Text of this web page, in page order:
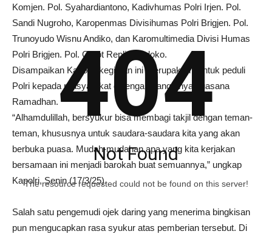
Komjen. Pol. Syahardiantono, Kadivhumas Polri Irjen. Pol.
Sandi Nugroho, Karopenmas Divisihumas Polri Brigjen. Pol.
Trunoyudo Wisnu Andiko, dan Karomultimedia Divisi Humas
Polri Brigjen. Pol. Gatot Repli Handoko.
Disampaikan Kapolri, kegiatan ini merupakan bentuk peduli
Polri kepada masyarakat di tengah hangatnya suasana
Ramadhan.
“Alhamdulillah, bersyukur bisa membagi takjil dengan teman-
teman, khususnya untuk saudara-saudara kita yang akan
berbuka puasa. Mudah-mudahan apa yang kita kerjakan
bersamaan ini menjadi barokah buat semuannya,” ungkap
Kapolri, Senin (17/3/25).
Salah satu pengemudi ojek daring yang menerima bingkisan
pun mengucapkan rasa syukur atas pemberian tersebut. Di
404
Not Found
The resource requested could not be found on this server!